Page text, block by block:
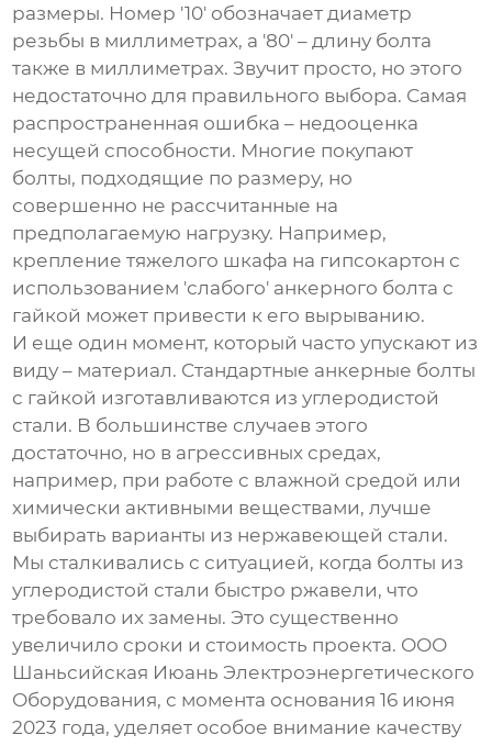
размеры. Номер '10' обозначает диаметр
резьбы в миллиметрах, а '80' – длину болта
также в миллиметрах. Звучит просто, но этого
недостаточно для правильного выбора. Самая
распространенная ошибка – недооценка
несущей способности. Многие покупают
болты, подходящие по размеру, но
совершенно не рассчитанные на
предполагаемую нагрузку. Например,
крепление тяжелого шкафа на гипсокартон с
использованием 'слабого' анкерного болта с
гайкой может привести к его вырыванию.
И еще один момент, который часто упускают из
виду – материал. Стандартные анкерные болты
с гайкой изготавливаются из углеродистой
стали. В большинстве случаев этого
достаточно, но в агрессивных средах,
например, при работе с влажной средой или
химически активными веществами, лучше
выбирать варианты из нержавеющей стали.
Мы сталкивались с ситуацией, когда болты из
углеродистой стали быстро ржавели, что
требовало их замены. Это существенно
увеличило сроки и стоимость проекта. ООО
Шаньсийская Июань Электроэнергетического
Оборудования, с момента основания 16 июня
2023 года, уделяет особое внимание качеству